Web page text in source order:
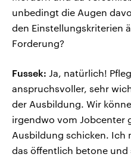
unbedingt die Augen
den Einstellungskriterien
Forderung?
Fussek: Ja, natürlich!
anspruchsvoller, sehr
der Ausbildung. Wir
irgendwo vom Jobcenter
Ausbildung schicken. Ich
das öffentlich betone und